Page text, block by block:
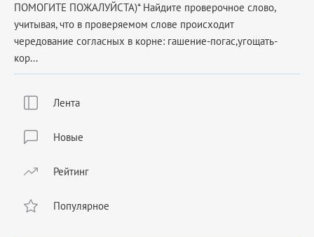
Лента
Новые
Рейтинг
Популярное
ПОМОГИТЕ ПОЖАЛУЙСТА)* Найдите проверочное слово,
учитывая, что в проверяемом слове происходит
чередование согласных в корне: гашение-погас,угощать-
кор...